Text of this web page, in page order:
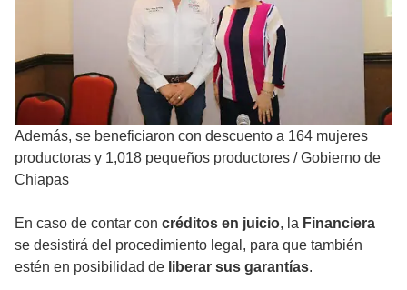
Además, se beneficiaron con descuento a 164 mujeres
productoras y 1,018 pequeños productores /Gobierno de
Chiapas
En caso de contar con créditos en juicio, la Financiera
se desistirá del procedimiento legal, para que también
estén en posibilidad de liberar sus garantías.